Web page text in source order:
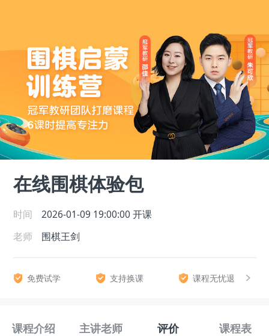
在线围棋体验包
时间 2026-01-09 19:00:00 开课
老师
围棋王剑
免费试学 支持换课 课程无忧退
课程介绍 主讲老师 评价 课程表